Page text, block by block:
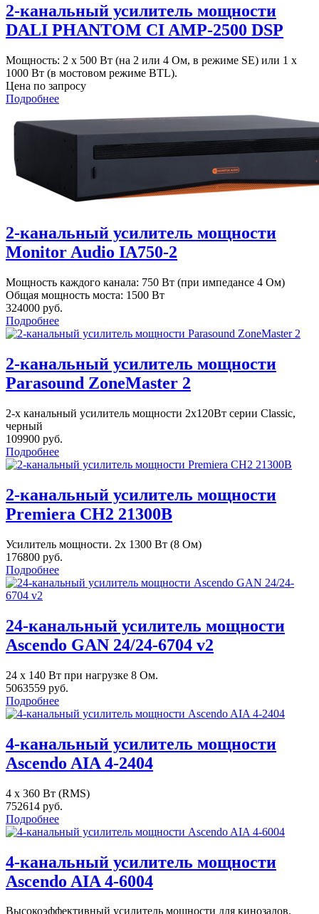
2-канальный усилитель мощности
DALI PHANTOM CI AMP-2500 DSP
Мощность: 2 x 500 Вт (на 2 или 4 Ом, в режиме SE) или 1 x
1000 Вт (в мостовом режиме BTL).
Цена по запросу
Подробнее
2-канальный усилитель мощности
Monitor Audio IA750-2
Мощность каждого канала: 750 Вт (при импедансе 4 Ом)
Общая мощность моста: 1500 Вт
324000 руб.
Подробнее
2-канальный усилитель мощности
Parasound ZoneMaster 2
2-х канальный усилитель мощности 2х120Вт серии Classic,
черный
109900 руб.
Подробнее
2-канальный усилитель мощности
Premiera CH2 21300B
Усилитель мощности. 2x 1300 Вт (8 Ом)
176800 руб.
Подробнее
24-канальный усилитель мощности
Ascendo GAN 24/24-6704 v2
24 x 140 Вт при нагрузке 8 Ом.
5063559 руб.
Подробнее
4-канальный усилитель мощности
Ascendo AIA 4-2404
4 x 360 Вт (RMS)
752614 руб.
Подробнее
4-канальный усилитель мощности
Ascendo AIA 4-6004
Высокоэффективный усилитель мощности для кинозалов.